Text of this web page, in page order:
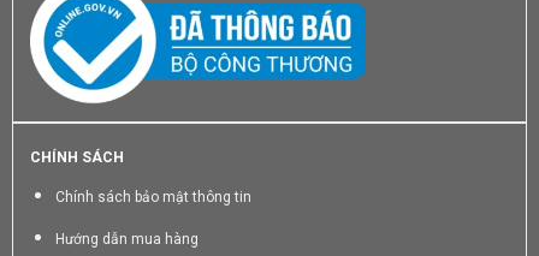
CHÍNH SÁCH
Chính sách bảo mật thông tin
Hướng dẫn mua hàng